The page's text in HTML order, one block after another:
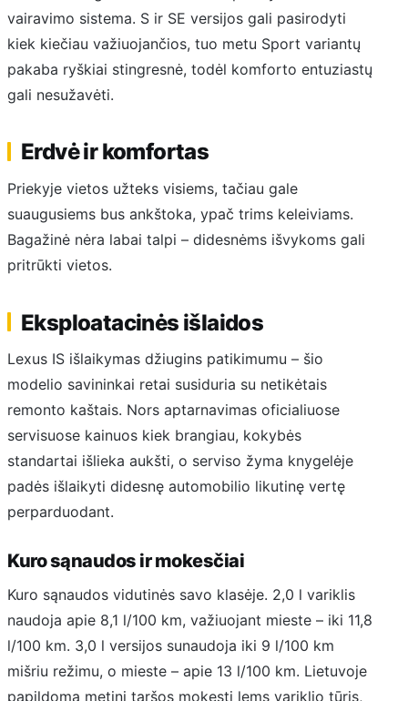
vairavimo sistema. S ir SE versijos gali pasirodyti
kiek kiečiau važiuojančios, tuo metu Sport variantų
pakaba ryškiai stingresnė, todėl komforto entuziastų
gali nesužavėti.
Erdvė ir komfortas
Priekyje vietos užteks visiems, tačiau gale
suaugusiems bus ankštoka, ypač trims keleiviams.
Bagažinė nėra labai talpi – didesnėms išvykoms gali
pritrūkti vietos.
Eksploatacinės išlaidos
Lexus IS išlaikymas džiugins patikimumu – šio
modelio savininkai retai susiduria su netikėtais
remonto kaštais. Nors aptarnavimas oficialiuose
servisuose kainuos kiek brangiau, kokybės
standartai išlieka aukšti, o serviso žyma knygelėje
padės išlaikyti didesnę automobilio likutinę vertę
perparduodant.
Kuro sąnaudos ir mokesčiai
Kuro sąnaudos vidutinės savo klasėje. 2,0 l variklis
naudoja apie 8,1 l/100 km, važiuojant mieste – iki 11,8
l/100 km. 3,0 l versijos sunaudoja iki 9 l/100 km
mišriu režimu, o mieste – apie 13 l/100 km. Lietuvoje
papildomą metinį taršos mokestį lems variklio tūris,